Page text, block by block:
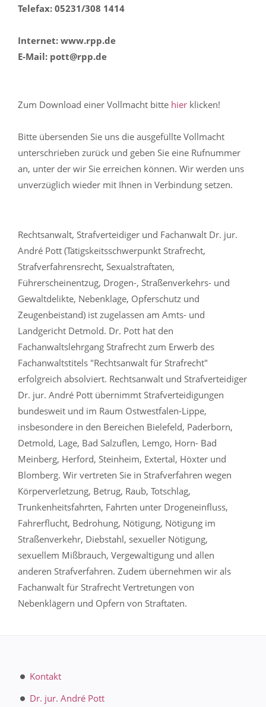
Telefax: 05231/308 1414
Internet: www.rpp.de
E-Mail: pott@rpp.de
Zum Download einer Vollmacht bitte hier klicken!
Bitte übersenden Sie uns die ausgefüllte Vollmacht
unterschrieben zurück und geben Sie eine Rufnummer
an, unter der wir Sie erreichen können. Wir werden uns
unverzüglich wieder mit Ihnen in Verbindung setzen.
Rechtsanwalt, Strafverteidiger und Fachanwalt Dr. jur.
André Pott (Tätigskeitsschwerpunkt Strafrecht,
Strafverfahrensrecht, Sexualstraftaten,
Führerscheinentzug, Drogen-, Straßenverkehrs- und
Gewaltdelikte, Nebenklage, Opferschutz und
Zeugenbeistand) ist zugelassen am Amts- und
Landgericht Detmold. Dr. Pott hat den
Fachanwaltslehrgang Strafrecht zum Erwerb des
Fachanwaltstitels "Rechtsanwalt für Strafrecht"
erfolgreich absolviert. Rechtsanwalt und Strafverteidiger
Dr. jur. André Pott übernimmt Strafverteidigungen
bundesweit und im Raum Ostwestfalen-Lippe,
insbesondere in den Bereichen Bielefeld, Paderborn,
Detmold, Lage, Bad Salzuflen, Lemgo, Horn- Bad
Meinberg, Herford, Steinheim, Extertal, Höxter und
Blomberg. Wir vertreten Sie in Strafverfahren wegen
Körperverletzung, Betrug, Raub, Totschlag,
Trunkenheitsfahrten, Fahrten unter Drogeneinfluss,
Fahrerflucht, Bedrohung, Nötigung, Nötigung im
Straßenverkehr, Diebstahl, sexueller Nötigung,
sexuellem Mißbrauch, Vergewaltigung und allen
anderen Strafverfahren. Zudem übernehmen wir als
Fachanwalt für Strafrecht Vertretungen von
Nebenklägern und Opfern von Straftaten.
Kontakt
Dr. jur. André Pott